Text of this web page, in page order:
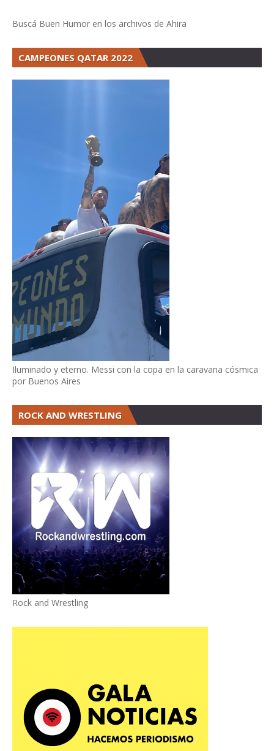
Buscá Buen Humor en los archivos de Ahira
CAMPEONES QATAR 2022
Iluminado y eterno. Messi con la copa en la caravana cósmica
por Buenos Aires
ROCK AND WRESTLING
Rock and Wrestling